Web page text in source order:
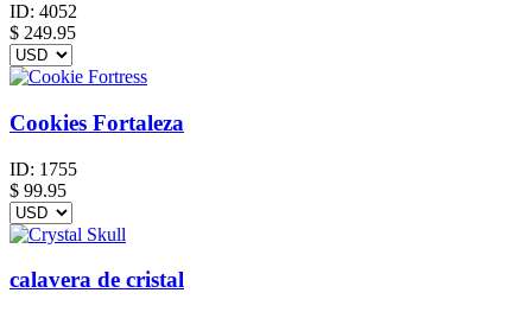
ID: 4052
$ 249.95
Cookies Fortaleza
ID: 1755
$ 99.95
calavera de cristal